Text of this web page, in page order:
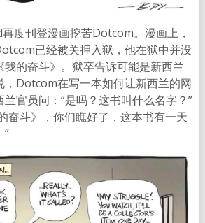
度刊登漫画挖苦Dotcom。漫画上，
已经被关押入狱，他在狱中并没
的奋斗》。狱卒告诉可能是新西兰
，Dotcom在写一本如何让新西兰的网
官员问：“是吗？这书叫什么名字？”
奋斗》，你们瞧好了，这本书有一天
”